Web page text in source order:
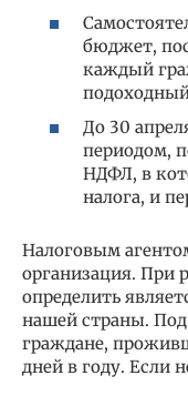
бюджет,
каждый
До 30
периодом,
НДФЛ, в
налога, и
Налоговым
организация. При
определить
нашей страны.
граждане,
дней в году. Если